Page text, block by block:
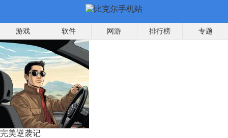
游戏 软件 网游 排行榜 专题
完美逆袭记